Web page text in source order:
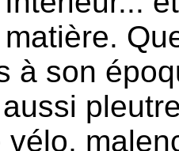
à son